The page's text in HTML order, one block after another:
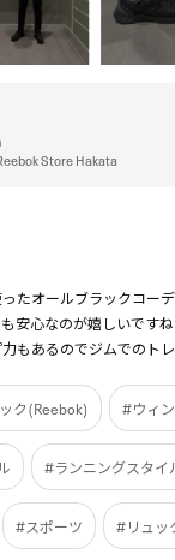
Store Hakata
たオールブラックコー
安心なのが嬉しいです
もあるのでジムでのト
ク(Reebok) #ウィ
#ランニングスタイ
#スポーツ #リュッ